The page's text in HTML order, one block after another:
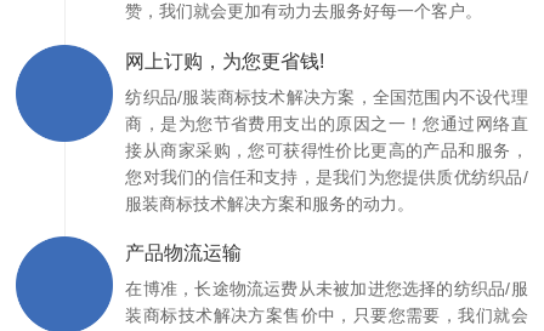
赞，我们就会更加有动力去服务好每一个客户。
网上订购，为您更省钱!
纺织品/服装商标技术解决方案，全国范围内不设代理
商，是为您节省费用支出的原因之一！您通过网络直
接从商家采购，您可获得性价比更高的产品和服务，
您对我们的信任和支持，是我们为您提供质优纺织品/
服装商标技术解决方案和服务的动力。
产品物流运输
在博准，长途物流运费从未被加进您选择的纺织品/服
装商标技术解决方案售价中，只要您需要，我们就会